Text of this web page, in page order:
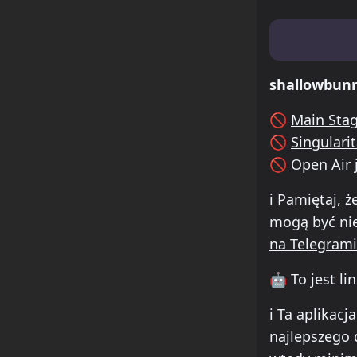
Lineup &
🚫 Main
🚫
🚫 Open Air
ℹ️ Pamiętaj,
mogą być
na
🤖 To jest
how to
ℹ️ Ta
najlepszego